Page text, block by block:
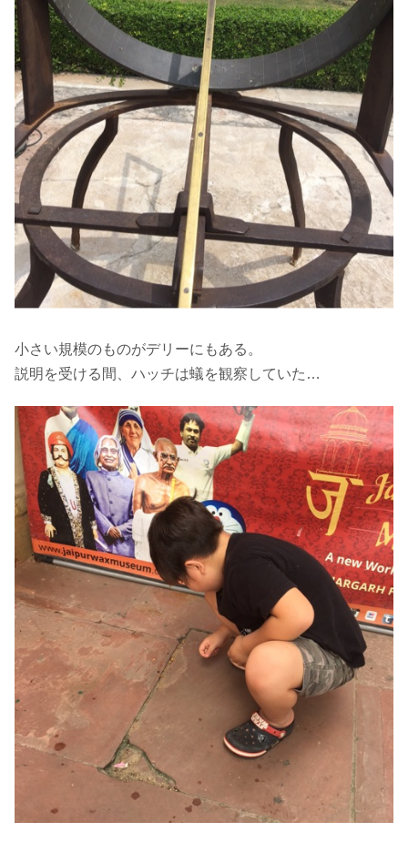
小さい規模のものがデリーにもある。
説明を受ける間、ハッチは蟻を観察していた…